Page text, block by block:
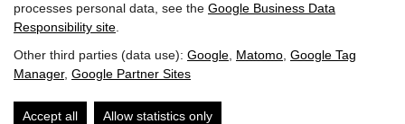
processes personal data, see the Google Business Data
Responsibility site
Other third parties (data use): Google Matomo Google Tag
Manager, Google Partner Sites
Accept all Allow statistics only
Termin
08/05-04/07/2026 - 165 €